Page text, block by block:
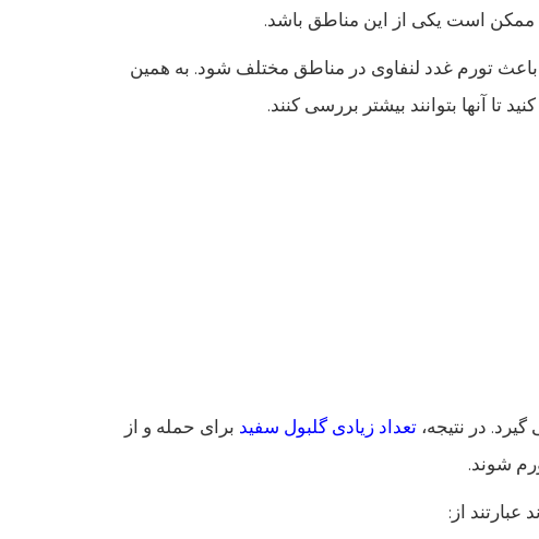
ممکن است یکی از این مناطق باشد.
باعث تورم غدد لنفاوی در مناطق مختلف شود. به همین
تا آنها بتوانند بیشتر بررسی کنند.
در نتیجه، تعداد زیادی گلبول سفید برای حمله و از
شوند.
از: